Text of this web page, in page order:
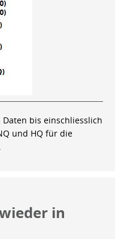
bis einschliesslich
und HQ für die
in